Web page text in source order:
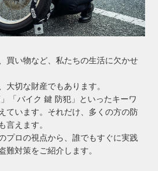
買い物など、私たちの生活に欠かせ
大切な財産でもあります。
「バイク 鍵 防犯」といったキーワ
ています。それだけ、多くの方の防
言えます。
プロの視点から、誰でもすぐに実践
難対策をご紹介します。